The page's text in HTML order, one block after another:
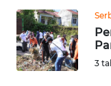
3
UTARA
WN
SAMOSIR